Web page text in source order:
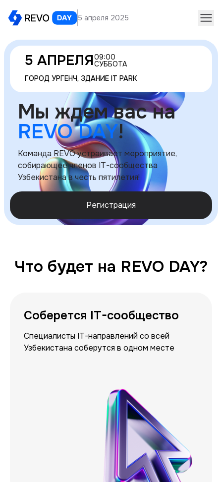
5 апреля 2025
5 АПРЕЛЯ09:00
СУББОТА
ГОРОД УРГЕНЧ, ЗДАНИЕ IT PARK
Мы ждем вас на
REVO DAY!
Команда REVO устраивает мероприятие,
собирающее членов IT-сообщества
Узбекистана в честь пятилетия!
Регистрация
Что будет на REVO DAY?
Соберется IT-сообщество
Специалисты IT-направлений со всей
Узбекистана соберутся в одном месте